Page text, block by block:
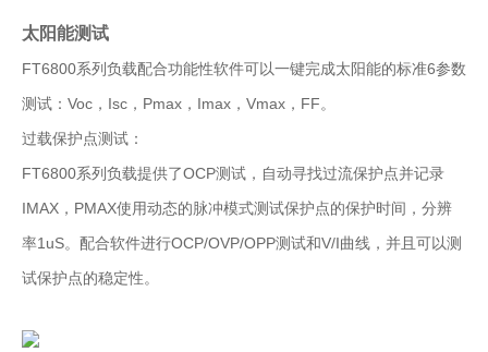
太阳能测试
FT6800系列负载配合功能性软件可以一键完成太阳能的标准6参数
测试：Voc，Isc，Pmax，Imax，Vmax，FF。
过载保护点测试：
FT6800系列负载提供了OCP测试，自动寻找过流保护点并记录
IMAX，PMAX使用动态的脉冲模式测试保护点的保护时间，分辨
率1uS。配合软件进行OCP/OVP/OPP测试和V/I曲线，并且可以测
试保护点的稳定性。